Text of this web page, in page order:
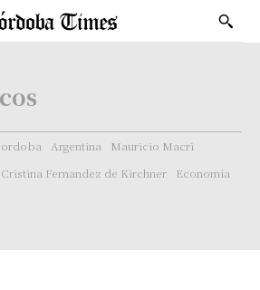
Argentina
Mauricio Macri
Cristina Fernandez de Kirchner
Economía